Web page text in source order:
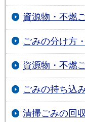
資源物・不燃
ごみの分け方
資源物・不燃
ごみの持ち込
清掃ごみの回